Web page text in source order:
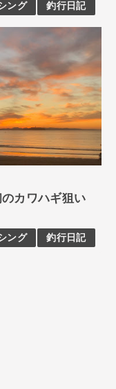
ング 釣行日記
カワハギ狙い
ング 釣行日記